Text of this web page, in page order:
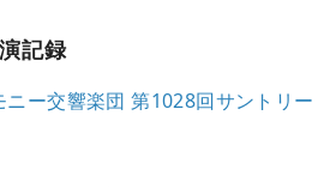
記録
ー交響楽団 第1028回サントリー